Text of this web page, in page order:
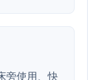
旁使用、快